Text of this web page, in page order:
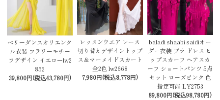
ベリーダンスオリエンタ
ル衣装 フラワーモチー
フデザイン イエローlw2
852
39,800円(税込43,780円)
レッスンウエア レース
切り替えデザイントップ
ス＆マーメイドスカート
全2色 lw2668
7,980円(税込8,778円)
baladi shaabi saidiオー
ダー衣装 ブラ ドレス ヒ
ップスカーフ ヘアスカ
ーフ ショートパンツ 5点
セット ローズピンク 色
指定可能 LY2753
89,800円(税込98,780円)